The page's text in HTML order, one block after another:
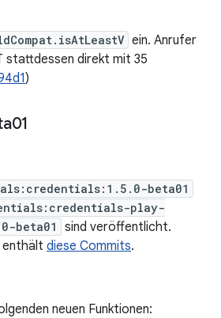
ein. Anrufer
stattdessen direkt mit 35
)
beta01
play-
beta01
sind veröffentlicht.
enthält diese Commits.
neuen Funktionen: